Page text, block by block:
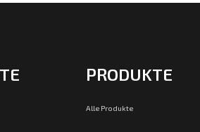
PRODUKTE
Alle Produkte